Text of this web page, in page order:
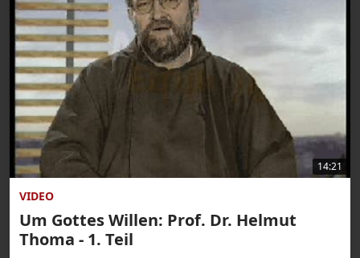
14:21
VIDEO
Um Gottes Willen: Prof. Dr. Helmut
Thoma - 1. Teil